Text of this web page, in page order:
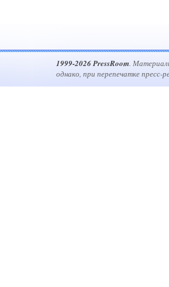
1999-2026 PressRoom.
однако, при перепечатке пресс-